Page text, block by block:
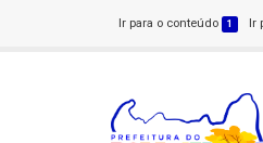
Ir para o conteúdo 1 Ir